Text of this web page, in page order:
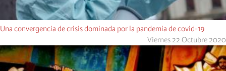
Una convergencia de crisis dominada por la pandemia de covid-19
Viernes 22 Octubre 2020